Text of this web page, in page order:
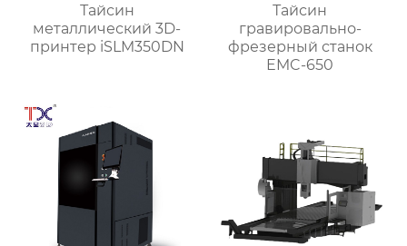
Тайсин
металлический 3D-
принтер iSLM350DN
Тайсин
гравировально-
фрезерный станок
EMC-650